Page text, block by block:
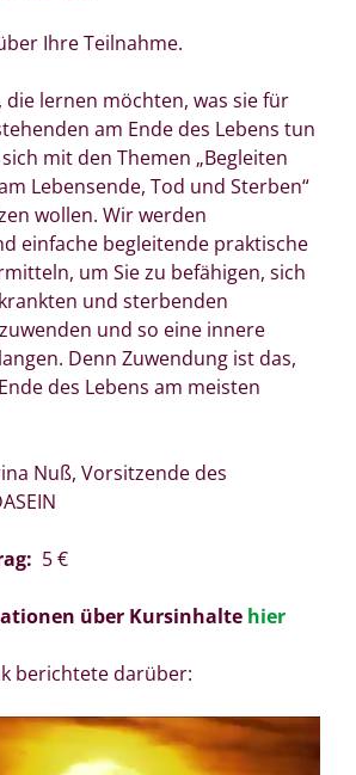
Ihre Teilnahme.
die lernen möchten, was sie für
am Ende des Lebens tun
mit den Themen „Begleiten
Lebensende, Tod und Sterben“
wollen. Wir werden
einfache begleitende praktische
um Sie zu befähigen, sich
und sterbenden
und so eine innere
Denn Zuwendung ist das,
des Lebens am meisten
Nuß, Vorsitzende des
5 €
über Kursinhalte hier
berichtete darüber: